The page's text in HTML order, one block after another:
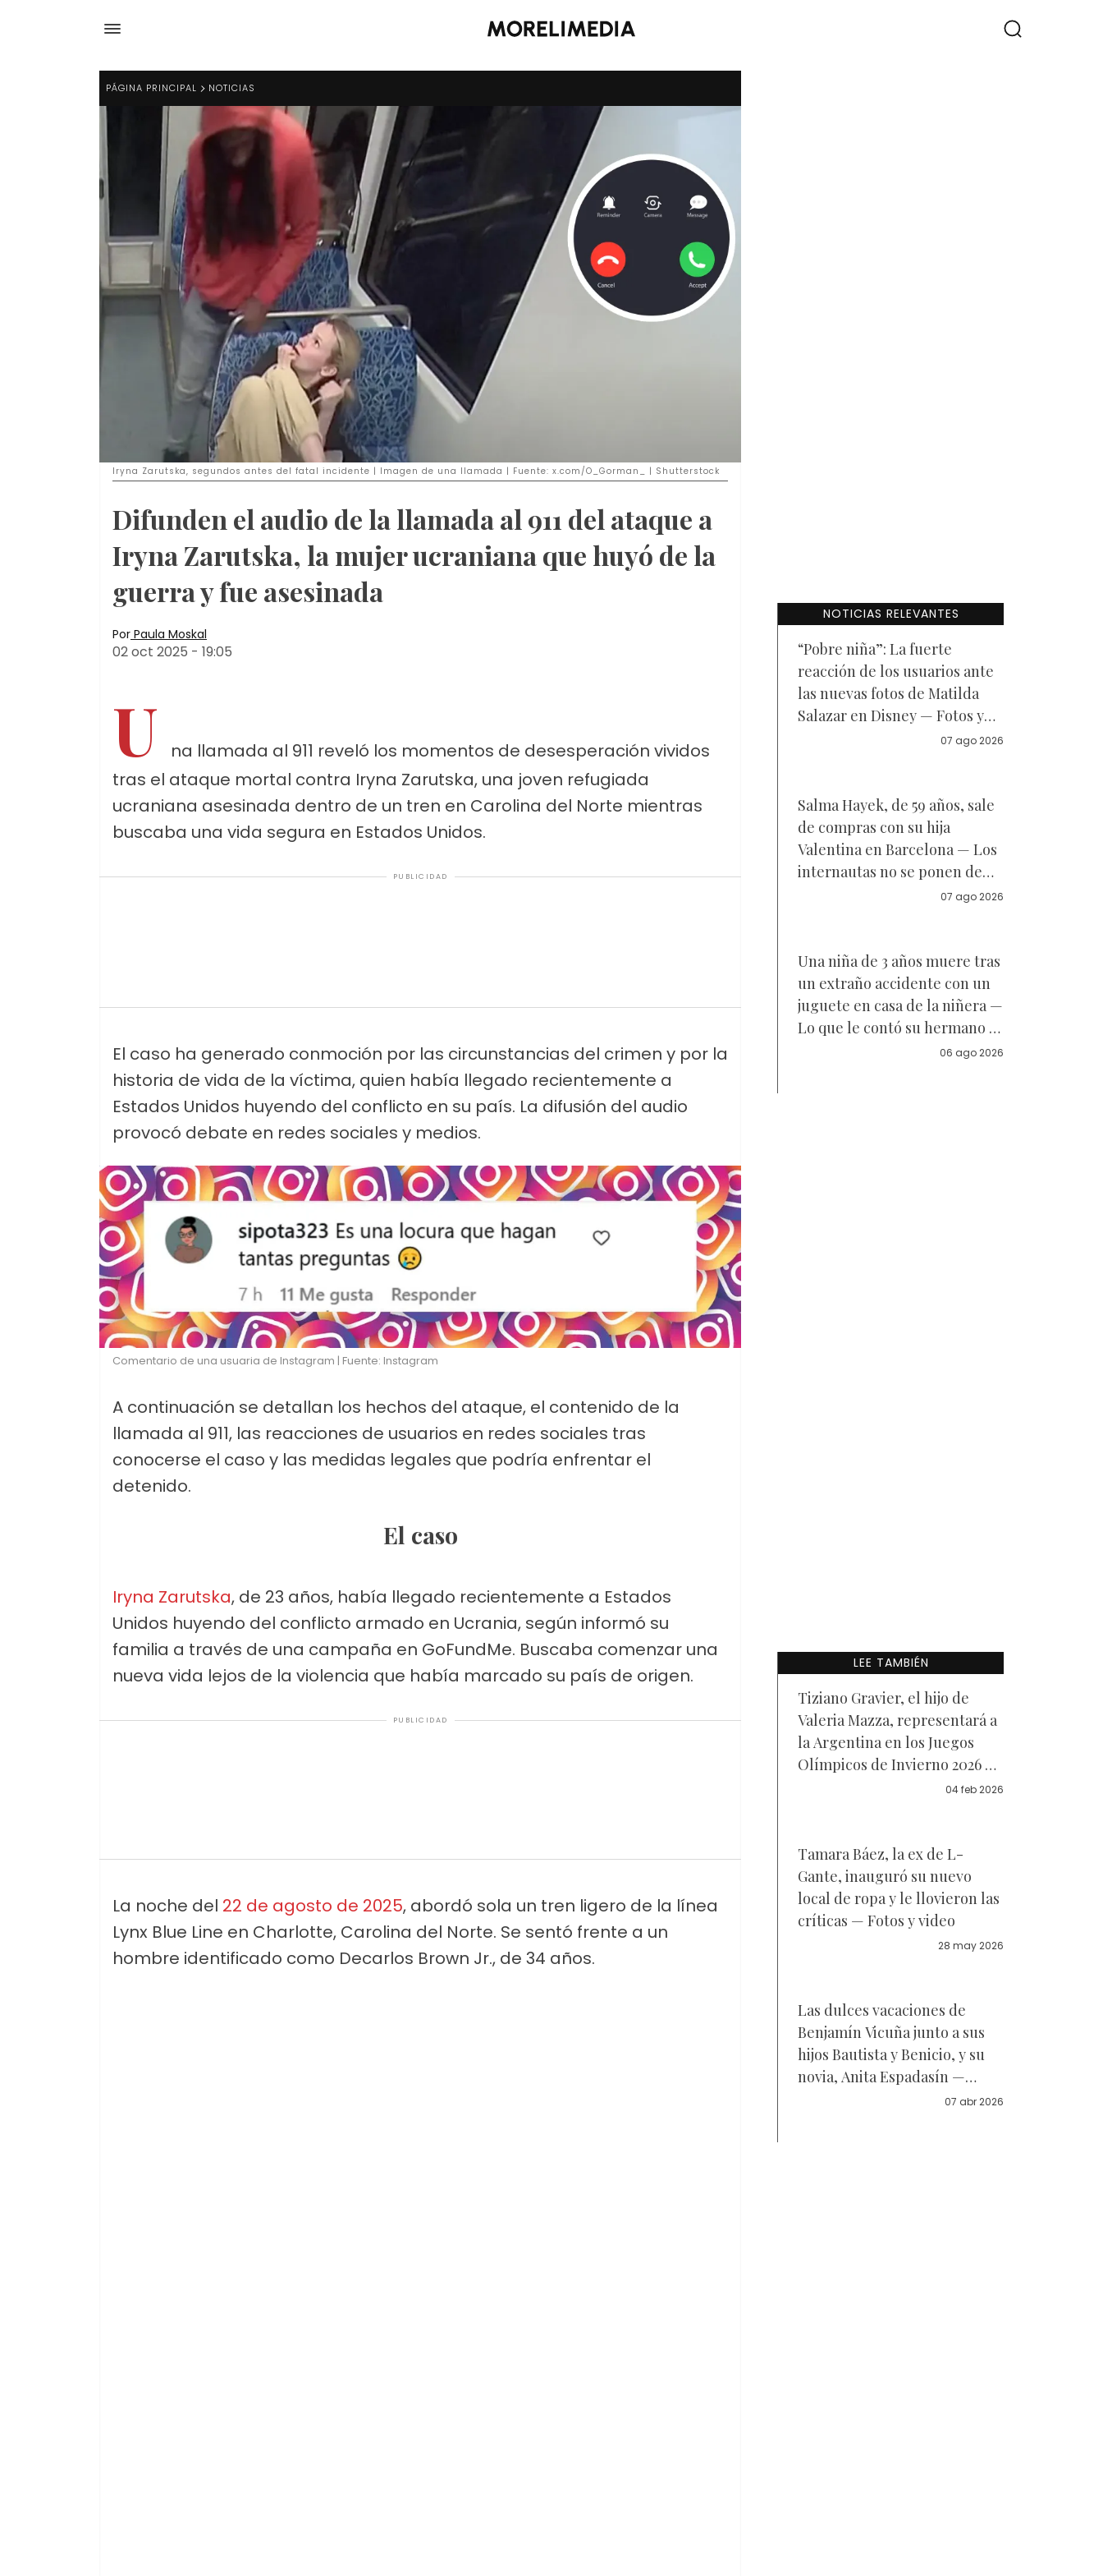
PÁGINA PRINCIPAL NOTICIAS
Iryna Zarutska, segundos antes del fatal incidente | Imagen de una llamada | Fuente: x.com/O_Gorman_ | Shutterstock
Difunden el audio de la llamada al 911 del ataque a
Iryna Zarutska, la mujer ucraniana que huyó de la
guerra y fue asesinada
Por Paula Moskal
02 oct 2025 - 19:05
U
na llamada al 911 reveló los momentos de desesperación vividos
tras el ataque mortal contra Iryna Zarutska, una joven refugiada
ucraniana asesinada dentro de un tren en Carolina del Norte mientras
buscaba una vida segura en Estados Unidos.
PUBLICIDAD
El caso ha generado conmoción por las circunstancias del crimen y por la
historia de vida de la víctima, quien había llegado recientemente a
Estados Unidos huyendo del conflicto en su país. La difusión del audio
provocó debate en redes sociales y medios.
Comentario de una usuaria de Instagram | Fuente: Instagram
A continuación se detallan los hechos del ataque, el contenido de la
llamada al 911, las reacciones de usuarios en redes sociales tras
conocerse el caso y las medidas legales que podría enfrentar el
detenido.
El caso
Iryna Zarutska, de 23 años, había llegado recientemente a Estados
Unidos huyendo del conflicto armado en Ucrania, según informó su
familia a través de una campaña en GoFundMe. Buscaba comenzar una
nueva vida lejos de la violencia que había marcado su país de origen.
PUBLICIDAD
La noche del 22 de agosto de 2025, abordó sola un tren ligero de la línea
Lynx Blue Line en Charlotte, Carolina del Norte. Se sentó frente a un
hombre identificado como Decarlos Brown Jr., de 34 años.
NOTICIAS RELEVANTES
“Pobre niña”: La fuerte
reacción de los usuarios ante
las nuevas fotos de Matilda
Salazar en Disney — Fotos y
07 ago 2026
Salma Hayek, de 59 años, sale
de compras con su hija
Valentina en Barcelona — Los
internautas no se ponen de
acuerdo sobre a quién se07 ago 2026
Una niña de 3 años muere tras
un extraño accidente con un
juguete en casa de la niñera —
Lo que le contó su hermano a
06 ago 2026
LEE TAMBIÉN
Tiziano Gravier, el hijo de
Valeria Mazza, representará a
la Argentina en los Juegos
Olímpicos de Invierno 2026 —
04 feb 2026
Tamara Báez, la ex de L-
Gante, inauguró su nuevo
local de ropa y le llovieron las
críticas — Fotos y video
28 may 2026
Las dulces vacaciones de
Benjamín Vicuña junto a sus
hijos Bautista y Benicio, y su
novia, Anita Espadasín —
07 abr 2026